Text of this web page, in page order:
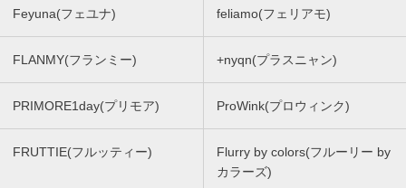
Feyuna(フェユナ) feliamo(フェリアモ)
FLANMY(フランミー) +nyqn(プラスニャン)
PRIMORE1day(プリモア) ProWink(プロウィンク)
FRUTTIE(フルッティー)
Flurry by colors(フルーリー by
カラーズ)